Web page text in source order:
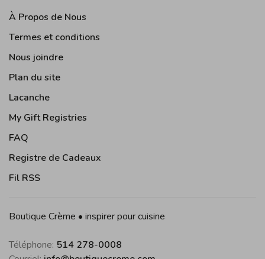
À Propos de Nous
Termes et conditions
Nous joindre
Plan du site
Lacanche
My Gift Registries
FAQ
Registre de Cadeaux
Fil RSS
Boutique Crème • inspirer pour cuisine
Téléphone: 514 278-0008